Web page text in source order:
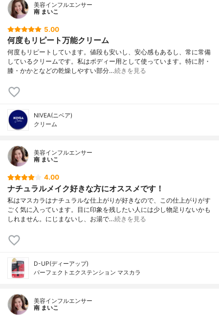
美容インフルエンサー
南 まいこ
5.00
何度もリピート万能クリーム
何度もリピートしています。値段も安いし、安心感もあるし、常に常備
しているクリームです。私はボディー用として使っています。特に肘・
膝・かかとなどの乾燥しやすい部分…続きを見る
NIVEA(ニベア)
クリーム
美容インフルエンサー
南 まいこ
4.00
ナチュラルメイク好きな方にオススメです！
私はマスカラはナチュラルな仕上がりが好きなので、この仕上がりがす
ごく気に入っています。目に印象を残したい人には少し物足りないかも
しれません。にじまないし、お湯で…続きを見る
D-UP(ディーアップ)
パーフェクトエクステンション マスカラ
美容インフルエンサー
南 まいこ